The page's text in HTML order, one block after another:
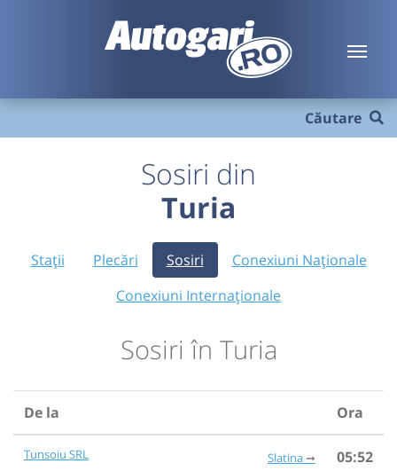
Căutare
Sosiri din
Turia
Stații Plecări Sosiri
Conexiuni Naționale
Conexiuni Internaționale
Sosiri în Turia
De la Ora
Tunsoiu SRL Slatina 05:52